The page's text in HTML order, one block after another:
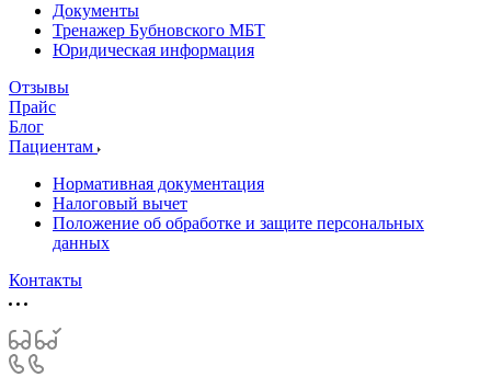
Документы
Тренажер Бубновского МБТ
Юридическая информация
Отзывы
Прайс
Блог
Пациентам
Нормативная документация
Налоговый вычет
Положение об обработке и защите персональных
данных
Контакты